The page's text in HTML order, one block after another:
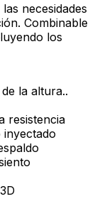
necesidades
Combinable
los
la altura..
resistencia